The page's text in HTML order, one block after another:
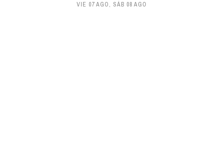
VIE 07 AGO, SÁB 08 AGO